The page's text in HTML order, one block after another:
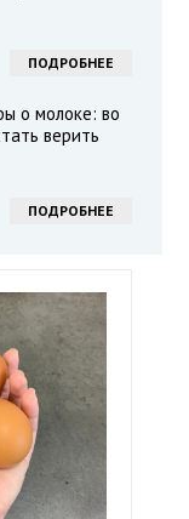
ПОДРОБНЕЕ
о молоке: во
верить
ПОДРОБНЕЕ